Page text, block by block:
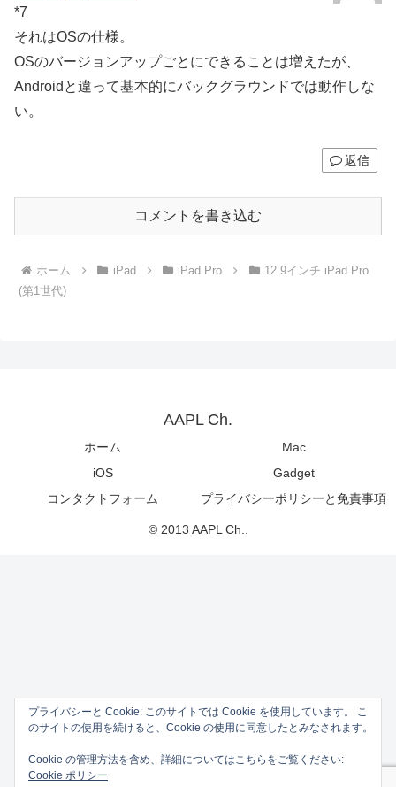
*7
それはOSの仕様。
OSのバージョンアップごとにできることは増えたが、
Androidと違って基本的にバックグラウンドでは動作しな
い。
返信
コメントを書き込む
ホーム iPad iPad Pro
12.9インチ iPad Pro
(第1世代)
AAPL Ch.
ホーム
Mac
iOS
Gadget
コンタクトフォーム
プライバシーポリシーと免責事項
© 2013 AAPL Ch..
プライバシーと Cookie: このサイトでは Cookie を使用しています。 こ
のサイトの使用を続けると、Cookie の使用に同意したとみなされます。
Cookie の管理方法を含め、詳細についてはこちらをご覧ください:
Cookie ポリシー